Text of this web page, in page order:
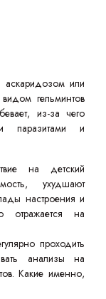
аскаридозом или
гельминтов
из-за чего
паразитами и
на детский
ухудшают
настроения и
отражается на
проходить
анализы на
Какие именно,